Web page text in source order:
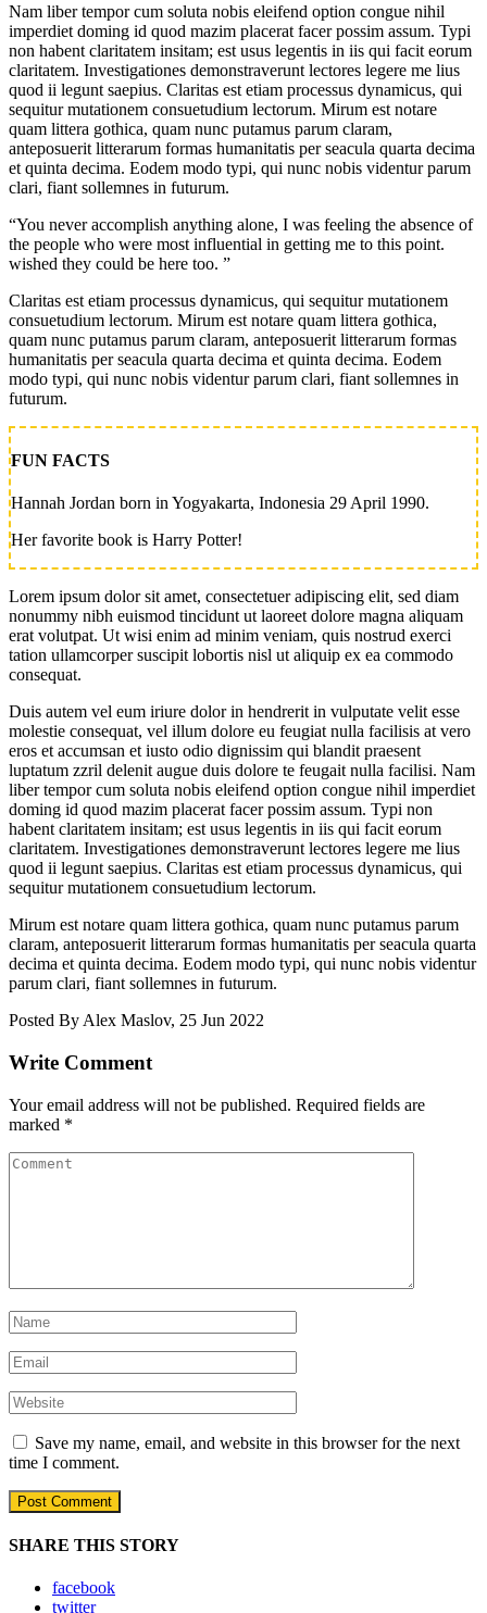
Nam liber tempor cum soluta nobis eleifend option congue nihil
imperdiet doming id quod mazim placerat facer possim assum. Typi
non habent claritatem insitam; est usus legentis in iis qui facit eorum
claritatem. Investigationes demonstraverunt lectores legere me lius
quod ii legunt saepius. Claritas est etiam processus dynamicus, qui
sequitur mutationem consuetudium lectorum. Mirum est notare
quam littera gothica, quam nunc putamus parum claram,
anteposuerit litterarum formas humanitatis per seacula quarta decima
et quinta decima. Eodem modo typi, qui nunc nobis videntur parum
clari, fiant sollemnes in futurum.
“You never accomplish anything alone, I was feeling the absence of
the people who were most influential in getting me to this point.
wished they could be here too. ”
Claritas est etiam processus dynamicus, qui sequitur mutationem
consuetudium lectorum. Mirum est notare quam littera gothica,
quam nunc putamus parum claram, anteposuerit litterarum formas
humanitatis per seacula quarta decima et quinta decima. Eodem
modo typi, qui nunc nobis videntur parum clari, fiant sollemnes in
futurum.
FUN FACTS
Hannah Jordan born in Yogyakarta, Indonesia 29 April 1990.
Her favorite book is Harry Potter!
Lorem ipsum dolor sit amet, consectetuer adipiscing elit, sed diam
nonummy nibh euismod tincidunt ut laoreet dolore magna aliquam
erat volutpat. Ut wisi enim ad minim veniam, quis nostrud exerci
tation ullamcorper suscipit lobortis nisl ut aliquip ex ea commodo
consequat.
Duis autem vel eum iriure dolor in hendrerit in vulputate velit esse
molestie consequat, vel illum dolore eu feugiat nulla facilisis at vero
eros et accumsan et iusto odio dignissim qui blandit praesent
luptatum zzril delenit augue duis dolore te feugait nulla facilisi. Nam
liber tempor cum soluta nobis eleifend option congue nihil imperdiet
doming id quod mazim placerat facer possim assum. Typi non
habent claritatem insitam; est usus legentis in iis qui facit eorum
claritatem. Investigationes demonstraverunt lectores legere me lius
quod ii legunt saepius. Claritas est etiam processus dynamicus, qui
sequitur mutationem consuetudium lectorum.
Mirum est notare quam littera gothica, quam nunc putamus parum
claram, anteposuerit litterarum formas humanitatis per seacula quarta
decima et quinta decima. Eodem modo typi, qui nunc nobis videntur
parum clari, fiant sollemnes in futurum.
Posted By Alex Maslov, 25 Jun 2022
Write Comment
Your email address will not be published. Required fields are
marked *
Save my name, email, and website in this browser for the next
time I comment.
SHARE THIS STORY
facebook
twitter